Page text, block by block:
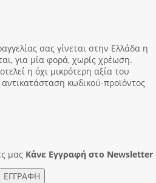
σας γίνεται στην Ελλάδα η
για μία φορά, χωρίς χρέωση.
η όχι μικρότερη αξία του
κωδικού-προϊόντος
μας Κάνε Eγγραφή στο Newsletter
ΕΓΓΡΑΦΗ